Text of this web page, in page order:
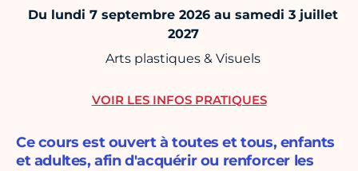
Du lundi 7 septembre 2026 au samedi 3 juillet
2027
Arts plastiques & Visuels
Ce cours est ouvert à toutes et tous, enfants
et adultes, afin d'acquérir ou renforcer les
VOIR LES INFOS PRATIQUES